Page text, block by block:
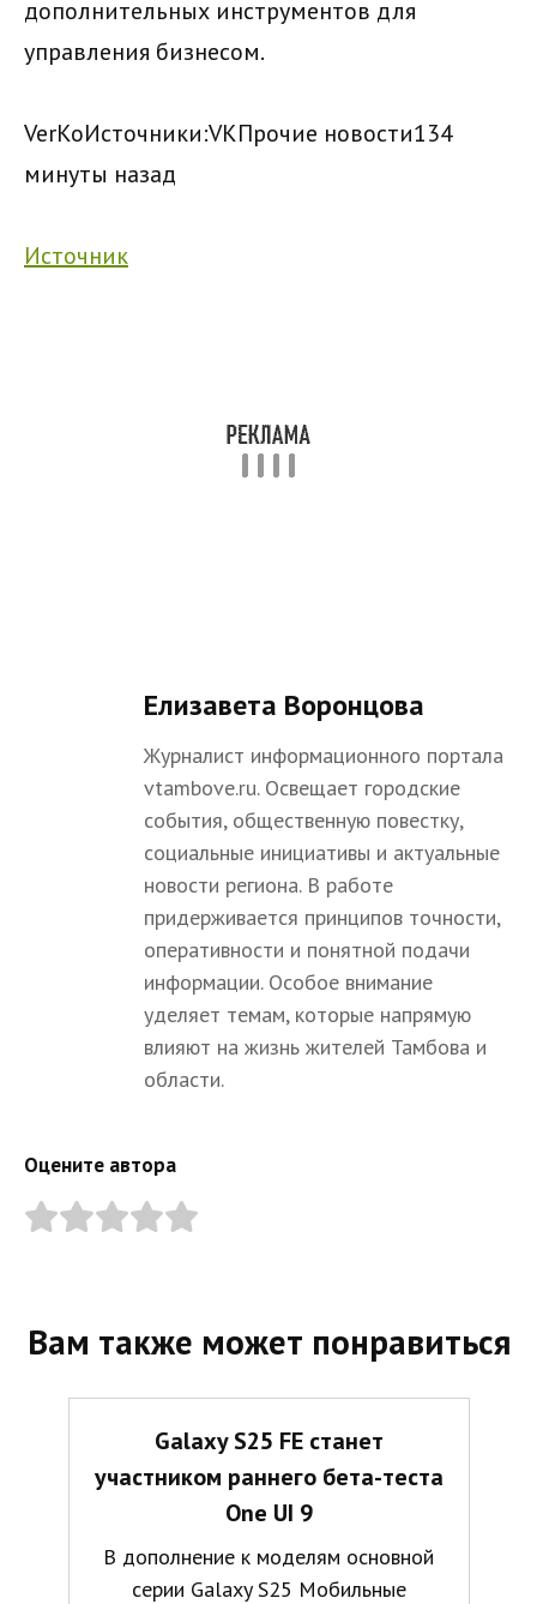
дополнительных инструментов для
управления бизнесом.
VerKoИсточники:VKПрочие новости134
минуты назад
Источник
Елизавета Воронцова
Журналист информационного портала
vtambove.ru. Освещает городские
события, общественную повестку,
социальные инициативы и актуальные
новости региона. В работе
придерживается принципов точности,
оперативности и понятной подачи
информации. Особое внимание
уделяет темам, которые напрямую
влияют на жизнь жителей Тамбова и
области.
Оцените автора
Вам также может понравиться
Galaxy S25 FE станет
участником раннего бета-теста
One UI 9
В дополнение к моделям основной
серии Galaxy S25 Мобильные